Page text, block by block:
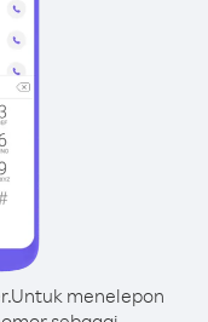
Untuk menelepon